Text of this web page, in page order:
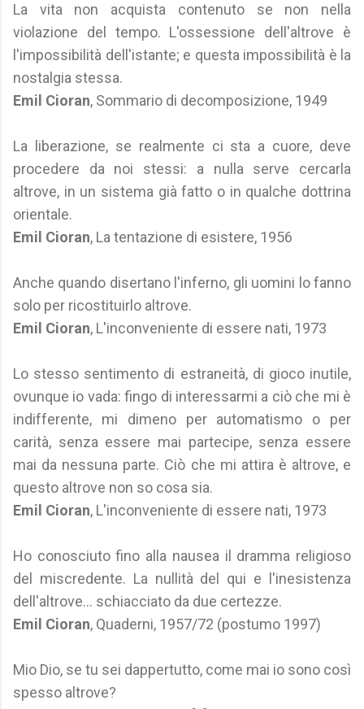
La vita non acquista contenuto se non nella
violazione del tempo. L'ossessione dell'altrove è
l'impossibilità dell'istante; e questa impossibilità è la
nostalgia stessa.
Emil Cioran, Sommario di decomposizione, 1949
La liberazione, se realmente ci sta a cuore, deve
procedere da noi stessi: a nulla serve cercarla
altrove, in un sistema già fatto o in qualche dottrina
orientale.
Emil Cioran, La tentazione di esistere, 1956
Anche quando disertano l'inferno, gli uomini lo fanno
solo per ricostituirlo altrove.
Emil Cioran, L'inconveniente di essere nati, 1973
Lo stesso sentimento di estraneità, di gioco inutile,
ovunque io vada: fingo di interessarmi a ciò che mi è
indifferente, mi dimeno per automatismo o per
carità, senza essere mai partecipe, senza essere
mai da nessuna parte. Ciò che mi attira è altrove, e
questo altrove non so cosa sia.
Emil Cioran, L'inconveniente di essere nati, 1973
Ho conosciuto fino alla nausea il dramma religioso
del miscredente. La nullità del qui e l'inesistenza
dell'altrove… schiacciato da due certezze.
Emil Cioran, Quaderni, 1957/72 (postumo 1997)
Mio Dio, se tu sei dappertutto, come mai io sono così
spesso altrove?